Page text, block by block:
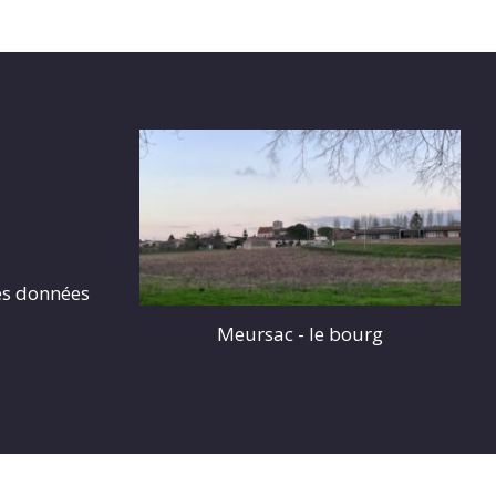
données
Meursac - le bourg